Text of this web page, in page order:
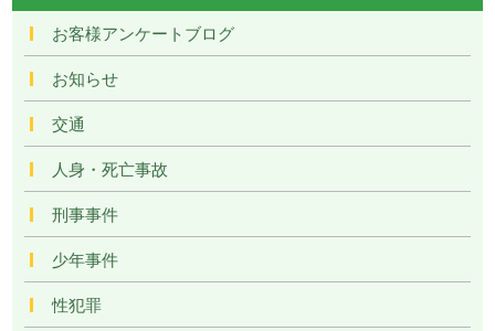
お客様アンケートブログ
お知らせ
交通
人身・死亡事故
刑事事件
少年事件
性犯罪